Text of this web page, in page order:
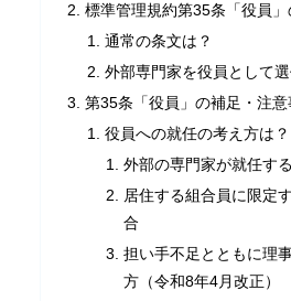
標準管理規約第35条「役員
通常の条文は？
外部専門家を役員として
第35条「役員」の補足・注意
役員への就任の考え方は？
外部の専門家が就任す
居住する組合員に限定
合
担い手不足とともに理
方（令和8年4月改正）